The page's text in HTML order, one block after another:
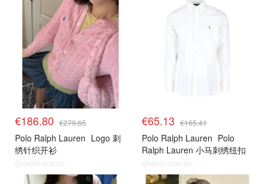
€186.80 €279.65
Polo Ralph Lauren Logo 刺
绣针织开衫
@dealmoon.de
€65.13 €165.41
Polo Ralph Lauren Polo
Ralph Lauren 小马刺绣纽扣
衬衫
@dealmoon.de